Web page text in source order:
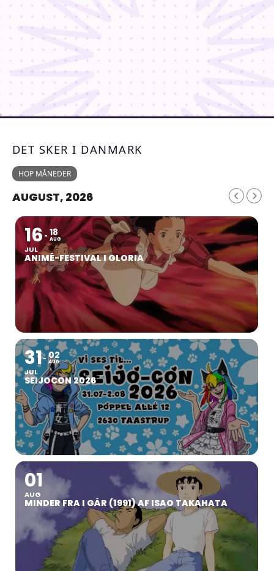
DET SKER I DANMARK
HOP MÅNEDER
AUGUST, 2026
16
JUL
18
AUG
ANIMÉ-FESTIVAL I GLORIA
31
JUL
02
AUG
SEIJOCON 2026
01
AUG
MINDER FRA I GÅR (1991) AF ISAO TAKAHATA